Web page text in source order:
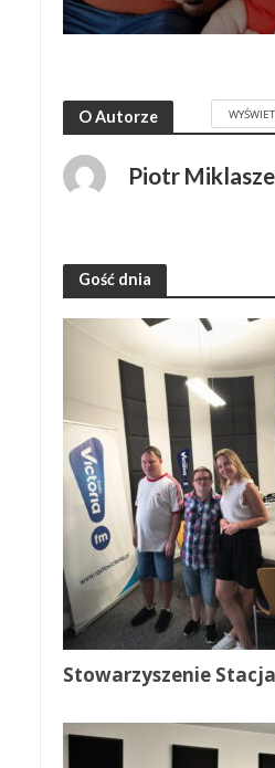
O Autorze
Piotr
Gość dnia
Stowarzyszenie